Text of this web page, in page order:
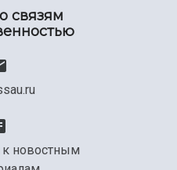
связям
к новостным